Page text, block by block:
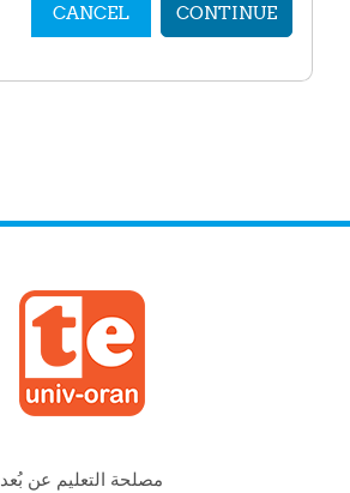
CANCEL CONTINUE
مصلحة التعليم عن بُعد